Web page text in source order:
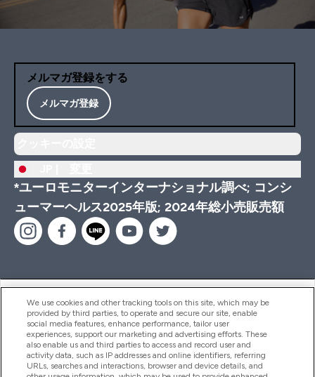
メルマガ登録をする
メルマガ登録
*ユーロモニターインターナショナル調べ; コンシ
ューマーヘルス2025年版; 2024年総小売販売額
ヘルプ＆ガイド
商品について
We use cookies and other tracking tools on this site, which may be
provided by third parties, to operate and secure our site, enable
social media features, enhance performance, tailor user
experiences, support our marketing and advertising efforts. These
also enable us and third parties to access and record user and
activity data, such as IP addresses and online identifiers, referring
URLs, searches and interactions, browser and device details, and